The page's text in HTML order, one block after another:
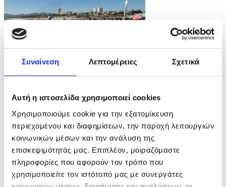
Συναίνεση Λεπτομέρειες Σχετικά
Αυτή η ιστοσελίδα χρησιμοποιεί cookies
Χρησιμοποιούμε cookie για την εξατομίκευση
περιεχομένου και διαφημίσεων, την παροχή λειτουργιών
κοινωνικών μέσων και την ανάλυση της
επισκεψιμότητάς μας. Επιπλέον, μοιραζόμαστε
πληροφορίες που αφορούν τον τρόπο που
χρησιμοποιείτε τον ιστότοπό μας με συνεργάτες
22/07/2026 13:47
Καύσωνας στο Λος Άντζελες
ID: 10642740